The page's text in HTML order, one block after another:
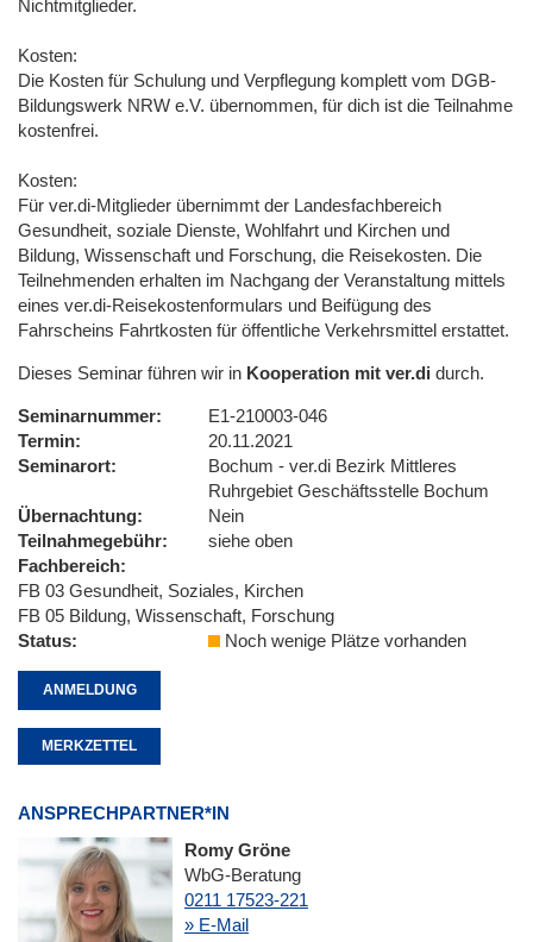
Nichtmitglieder.
Kosten:
Die Kosten für Schulung und Verpflegung komplett vom DGB-
Bildungswerk NRW e.V. übernommen, für dich ist die Teilnahme
kostenfrei.
Kosten:
Für ver.di-Mitglieder übernimmt der Landesfachbereich
Gesundheit, soziale Dienste, Wohlfahrt und Kirchen und
Bildung, Wissenschaft und Forschung, die Reisekosten. Die
Teilnehmenden erhalten im Nachgang der Veranstaltung mittels
eines ver.di-Reisekostenformulars und Beifügung des
Fahrscheins Fahrtkosten für öffentliche Verkehrsmittel erstattet.
Dieses Seminar führen wir in Kooperation mit ver.di durch.
Seminarnummer
E1-210003-046
Termin
20.11.2021
Seminarort
Bochum - ver.di Bezirk Mittleres
Ruhrgebiet Geschäftsstelle Bochum
Übernachtung
Nein
Teilnahmegebühr
siehe oben
Fachbereich
FB 03 Gesundheit, Soziales, Kirchen
FB 05 Bildung, Wissenschaft, Forschung
Status
Noch wenige Plätze vorhanden
ANMELDUNG
MERKZETTEL
ANSPRECHPARTNER*IN
Romy Gröne
WbG-Beratung
0211 17523-221
» E-Mail